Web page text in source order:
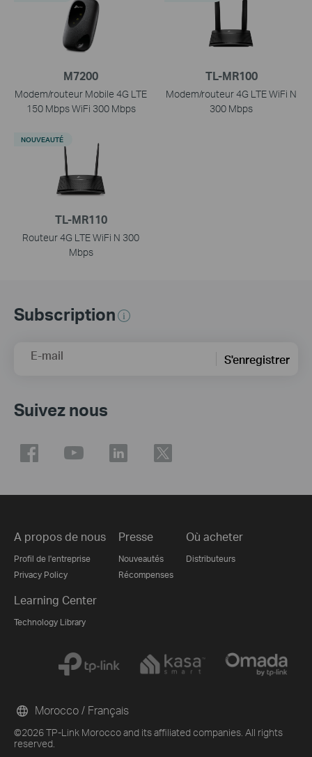
M7200
Modem/routeur Mobile 4G LTE
150 Mbps WiFi 300 Mbps
TL-MR100
Modem/routeur 4G LTE WiFi N
300 Mbps
TL-MR110
Routeur 4G LTE WiFi N 300
Mbps
NOUVEAUTÉ
Subscription
E-mail S'enregistrer
Suivez nous
A propos de nous
Profil de l'entreprise
Privacy Policy
Presse
Nouveautés
Récompenses
Où acheter
Distributeurs
Learning Center
Technology Library
©2026 TP-Link Morocco and its affiliated companies. All rights
reserved.
Morocco / Français